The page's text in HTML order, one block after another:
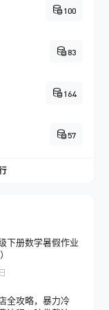
100
83
164
57
下册数学暑假作业
全攻略，暴力冷